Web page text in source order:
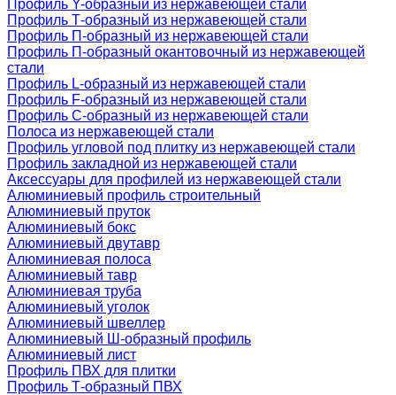
Профиль Y-образный из нержавеющей стали
Профиль Т-образный из нержавеющей стали
Профиль П-образный из нержавеющей стали
Профиль П-образный окантовочный из нержавеющей
стали
Профиль L-образный из нержавеющей стали
Профиль F-образный из нержавеющей стали
Профиль C-образный из нержавеющей стали
Полоса из нержавеющей стали
Профиль угловой под плитку из нержавеющей стали
Профиль закладной из нержавеющей стали
Аксессуары для профилей из нержавеющей стали
Алюминиевый профиль строительный
Алюминиевый пруток
Алюминиевый бокс
Алюминиевый двутавр
Алюминиевая полоса
Алюминиевый тавр
Алюминиевая труба
Алюминиевый уголок
Алюминиевый швеллер
Алюминиевый Ш-образный профиль
Алюминиевый лист
Профиль ПВХ для плитки
Профиль Т-образный ПВХ